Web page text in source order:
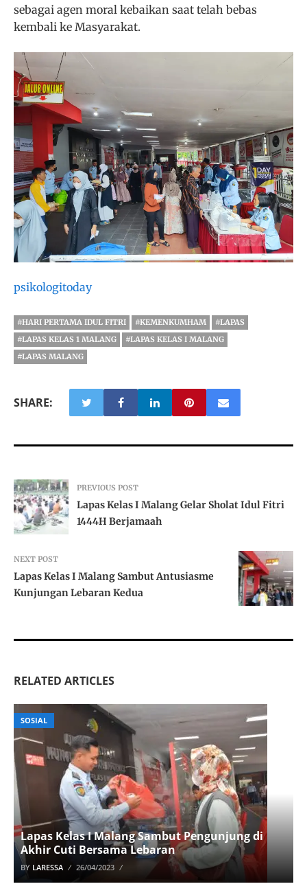
sebagai agen moral kebaikan saat telah bebas
kembali ke Masyarakat.
psikologitoday
#HARI PERTAMA IDUL FITRI #KEMENKUMHAM
#LAPAS
#LAPAS KELAS 1 MALANG
#LAPAS KELAS I MALANG
#LAPAS MALANG
SHARE:
PREVIOUS POST
Lapas Kelas I Malang Gelar Sholat Idul Fitri
1444H Berjamaah
NEXT POST
Lapas Kelas I Malang Sambut Antusiasme
Kunjungan Lebaran Kedua
RELATED ARTICLES
SOSIAL
Lapas Kelas I Malang Sambut Pengunjung di
Akhir Cuti Bersama Lebaran
BY LARESSA 26/04/2023